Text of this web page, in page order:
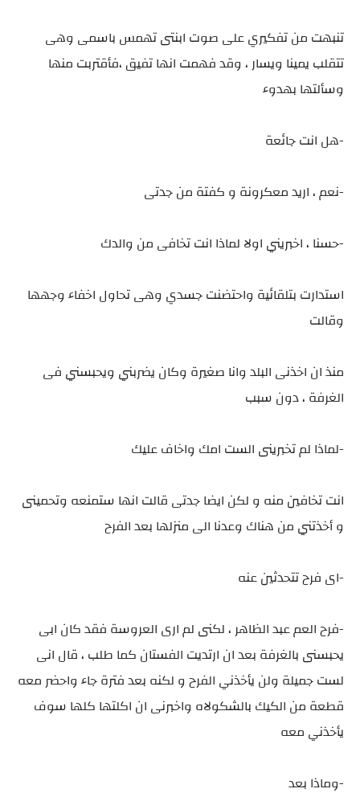
تنبهت من تفكيري على صوت ابنتى تهمس باسمى وهى
تتقلب يمينا ويسار ، وقد فهمت انها تفيق ،فأقتربت منها
وسألتها بهدوء
-هل انت جائعة
-نعم ، اريد معكرونة و كفتة من جدتى
-حسنا ، اخبريني اولا لماذا انت تخافى من والدك
استدارت بتلقائية واحتضنت جسدي وهى تحاول اخفاء وجهها
وقالت
منذ ان اخذنى البلد وانا صغيرة وكان يضربني ويحبسني فى
الغرفة ، دون سبب
-لماذا لم تخبرينى الست امك واخاف عليك
انت تخافين منه و لكن ايضا جدتى قالت انها ستمنعه وتحمينى
و أخذتني من هناك وعدنا الى منزلها بعد الفرح
-اى فرح تتحدثين عنه
-فرح العم عبد الظاهر ، لكنى لم ارى العروسة فقد كان ابى
يحبسنى بالغرفة بعد ان ارتديت الفستان كما طلب ، قال انى
لست جميلة ولن يأخذني الفرح و لكنه بعد فترة جاء واحضر معه
قطعة من الكيك بالشكولاه واخبرنى ان اكلتها كلها سوف
يأخذني معه
-وماذا بعد